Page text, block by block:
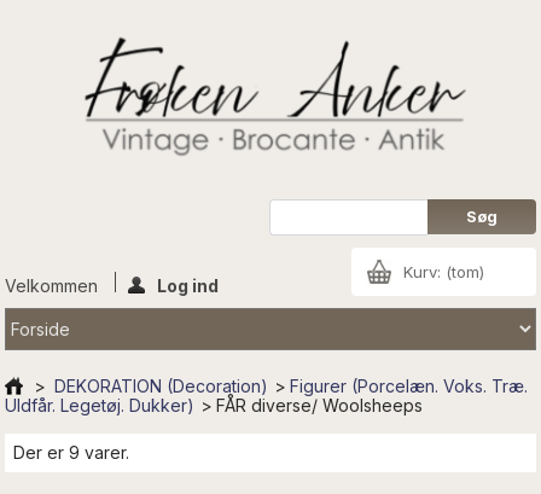
Kurv: (tom)
Velkommen Log ind
> DEKORATION (Decoration) > Figurer (Porcelæn. Voks. Træ.
Uldfår. Legetøj. Dukker) > FÅR diverse/ Woolsheeps
Der er 9 varer.